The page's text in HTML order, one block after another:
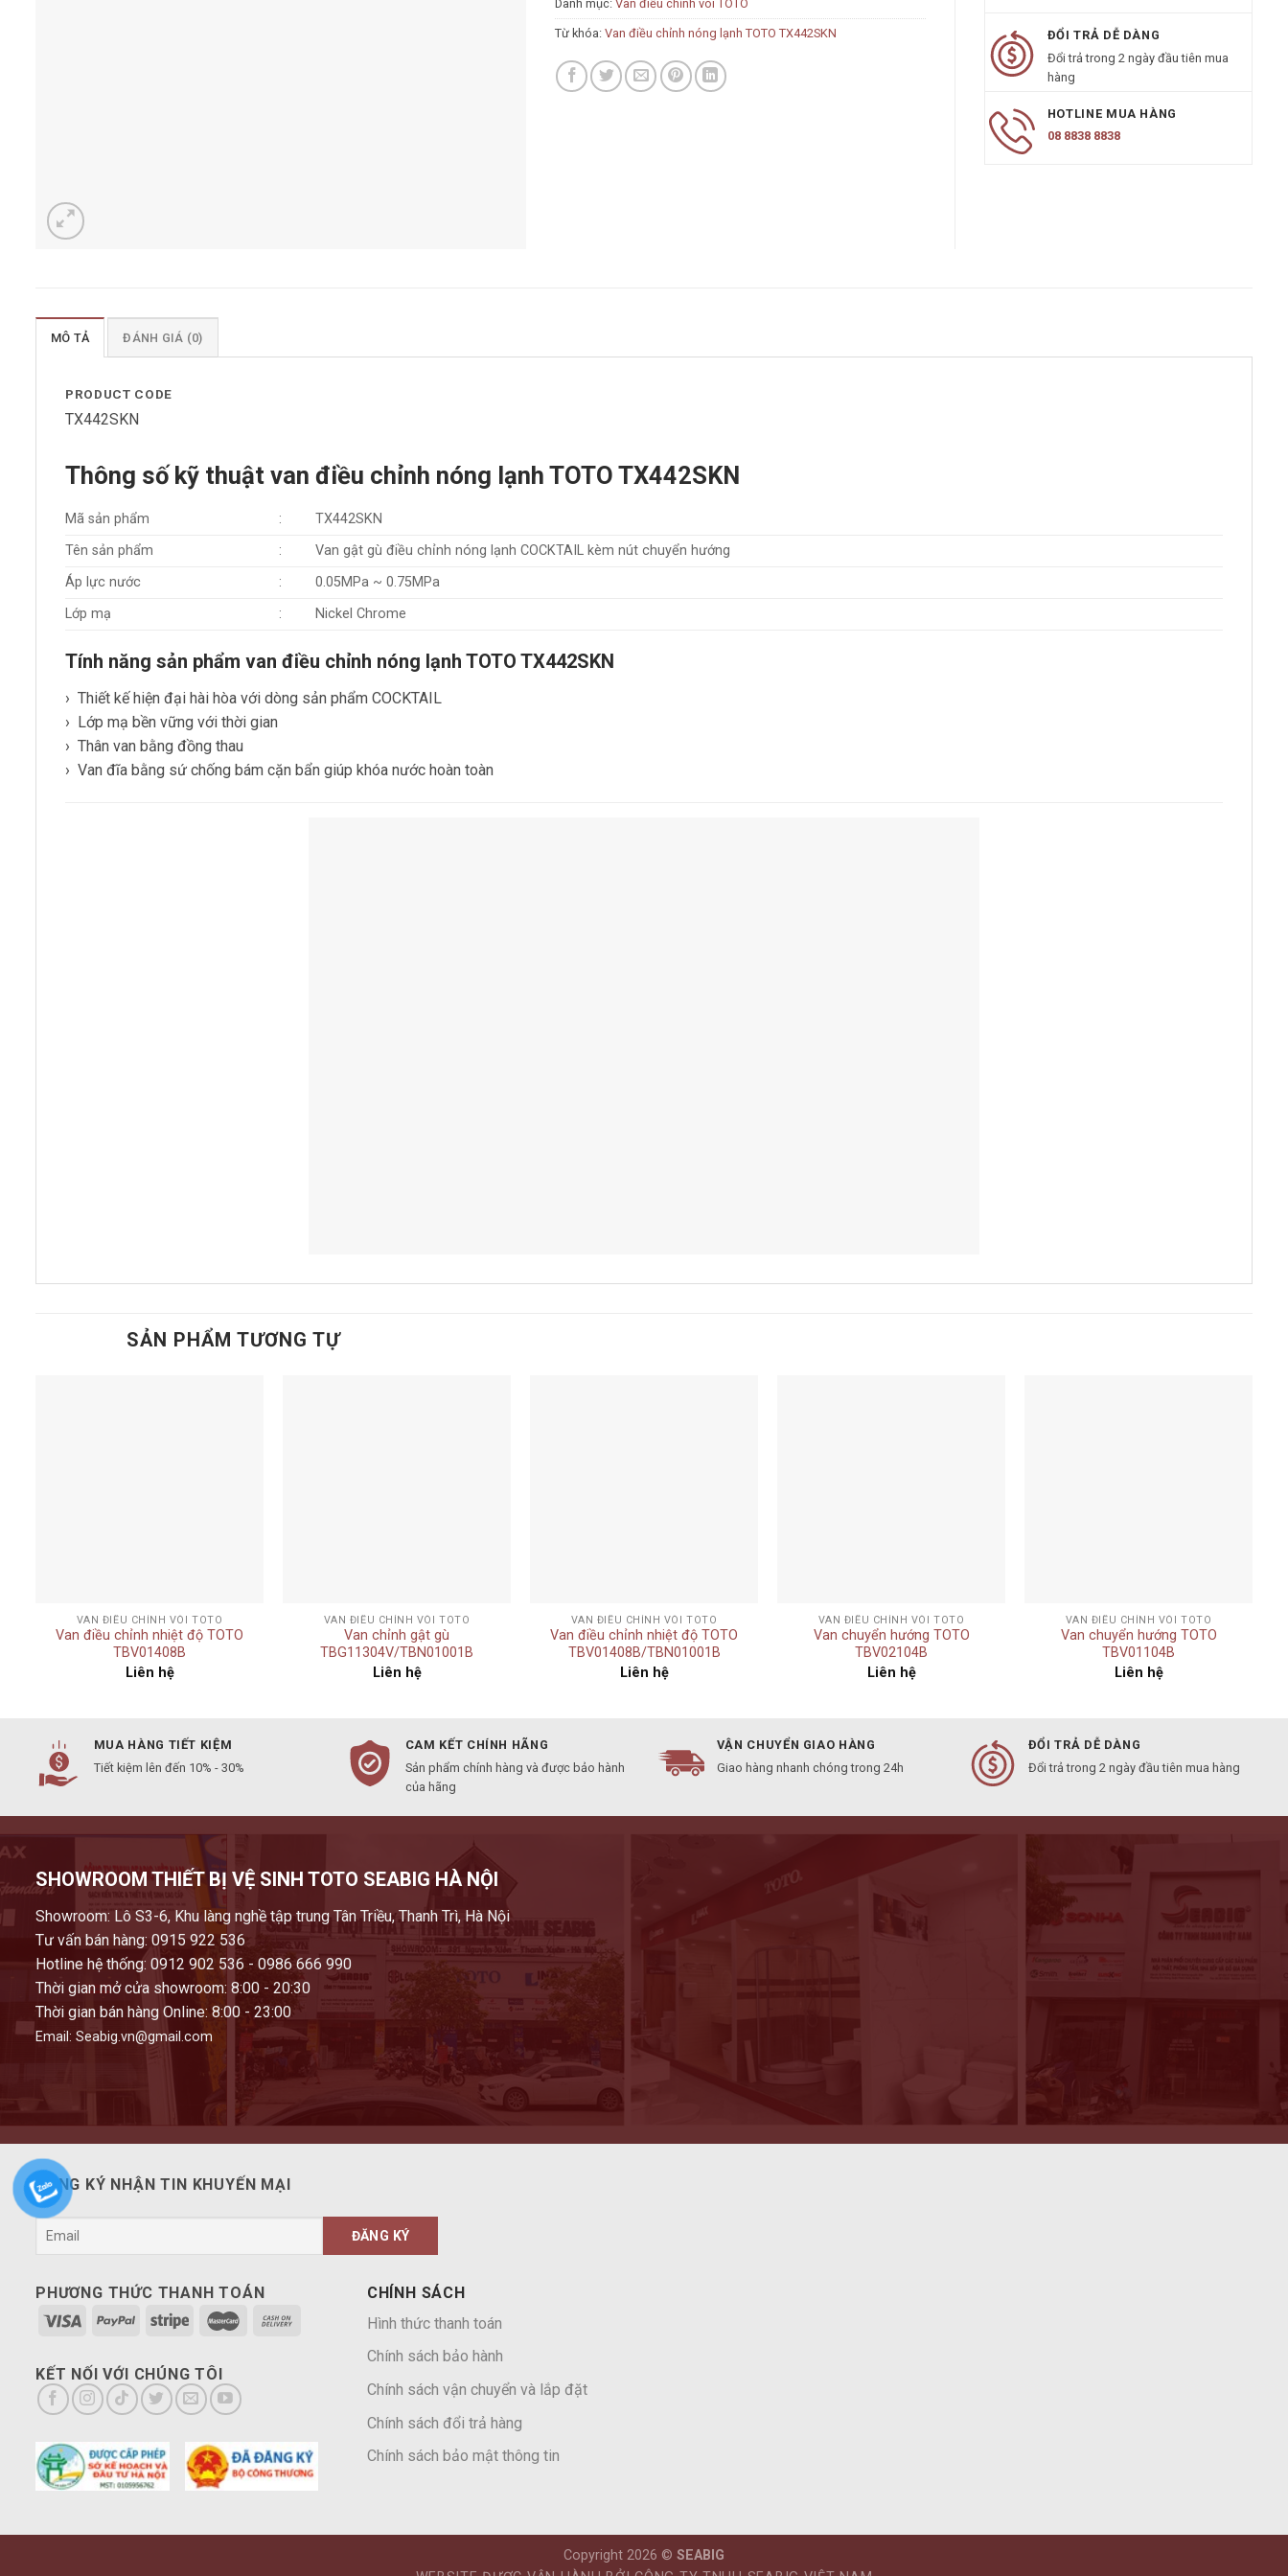
Danh mục: Van điều chỉnh vòi TOTO
Từ khóa: Van điều chỉnh nóng lạnh TOTO TX442SKN
ĐỔI TRẢ DỄ DÀNG
Đổi trả trong 2 ngày đầu tiên mua
hàng
HOTLINE MUA HÀNG
08 8838 8838
MÔ TẢ ĐÁNH GIÁ (0)
PRODUCT CODE
TX442SKN
Thông số kỹ thuật van điều chỉnh nóng lạnh TOTO TX442SKN
Mã sản phẩm :
TX442SKN
Tên sản phẩm
:
Van gật gù điều chỉnh nóng lạnh COCKTAIL kèm nút chuyển hướng
Áp lực nước
:
0.05MPa ~ 0.75MPa
Lớp mạ
: Nickel Chrome
Tính năng sản phẩm van điều chỉnh nóng lạnh TOTO TX442SKN
› Thiết kế hiện đại hài hòa với dòng sản phẩm COCKTAIL
› Lớp mạ bền vững với thời gian
› Thân van bằng đồng thau
› Van đĩa bằng sứ chống bám cặn bẩn giúp khóa nước hoàn toàn
SẢN PHẨM TƯƠNG TỰ
VAN ĐIỀU CHỈNH VÒI TOTO
Van điều chỉnh nhiệt độ TOTO
TBV01408B
Liên hệ
VAN ĐIỀU CHỈNH VÒI TOTO
Van chỉnh gật gù
TBG11304V/TBN01001B
Liên hệ
VAN ĐIỀU CHỈNH VÒI TOTO
Van điều chỉnh nhiệt độ TOTO
TBV01408B/TBN01001B
Liên hệ
VAN ĐIỀU CHỈNH VÒI TOTO
Van chuyển hướng TOTO
TBV02104B
Liên hệ
VAN ĐIỀU CHỈNH VÒI TOTO
Van chuyển hướng TOTO
TBV01104B
Liên hệ
MUA HÀNG TIẾT KIỆM
Tiết kiệm lên đến 10% - 30%
CAM KẾT CHÍNH HÃNG
Sản phẩm chính hàng và được bảo hành
của hãng
VẬN CHUYỂN GIAO HÀNG
Giao hàng nhanh chóng trong 24h
ĐỔI TRẢ DỄ DÀNG
Đổi trả trong 2 ngày đầu tiên mua hàng
SHOWROOM THIẾT BỊ VỆ SINH TOTO SEABIG HÀ NỘI
Showroom: Lô S3-6, Khu làng nghề tập trung Tân Triều, Thanh Trì, Hà Nội
Tư vấn bán hàng: 0915 922 536
Hotline hệ thống: 0912 902 536 - 0986 666 990
Thời gian mở cửa showroom: 8:00 - 20:30
Thời gian bán hàng Online: 8:00 - 23:00
Email: Seabig.vn@gmail.com
ĐĂNG KÝ NHẬN TIN KHUYẾN MẠI
PHƯƠNG THỨC THANH TOÁN
KẾT NỐI VỚI CHÚNG TÔI
CHÍNH SÁCH
Hình thức thanh toán
Chính sách bảo hành
Chính sách vận chuyển và lắp đặt
Chính sách đổi trả hàng
Chính sách bảo mật thông tin
Copyright 2026 © SEABIG